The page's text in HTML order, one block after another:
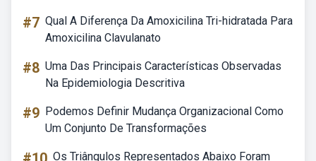
#7 Qual A Diferença Da Amoxicilina Tri-hidratada Para
Amoxicilina Clavulanato
#8 Uma Das Principais Características Observadas
Na Epidemiologia Descritiva
#9 Podemos Definir Mudança Organizacional Como
Um Conjunto De Transformações
Os Triângulos Representados Abaixo Foram